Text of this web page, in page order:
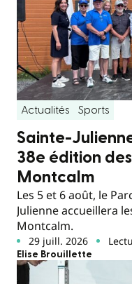
Actualités Sports
Sainte-
38e édition
Montcalm
Les 5 et 6 août, le
Julienne accueillera
Montcalm.
29 juill. 2026
Elise Brouillette